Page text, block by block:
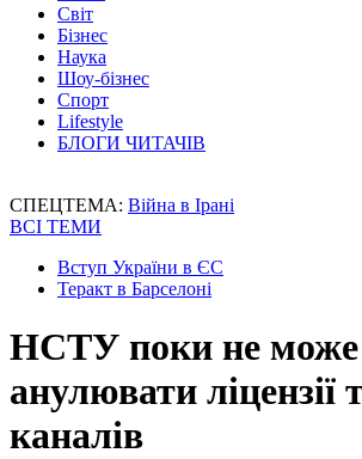
Світ
Бізнес
Наука
Шоу-бізнес
Спорт
Lifestyle
БЛОГИ ЧИТАЧІВ
СПЕЦТЕМА: Війна в Ірані
ВСІ ТЕМИ
Вступ України в ЄС
Теракт в Барселоні
НСТУ поки не може
анулювати ліцензії
каналів